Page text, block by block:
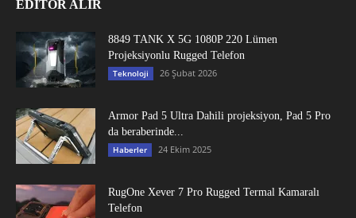
EDITÖR ALIR
8849 TANK X 5G 1080P 220 Lümen
Projeksiyonlu Rugged Telefon
Teknoloji 26 Şubat 2026
Armor Pad 5 Ultra Dahili projeksiyon, Pad 5 Pro
da beraberinde...
Haberler 24 Ekim 2025
RugOne Xever 7 Pro Rugged Termal Kamaralı
Telefon